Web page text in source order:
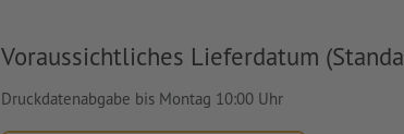
Voraussichtliches Lieferdatum
Druckdatenabgabe bis Montag 10:00 Uhr